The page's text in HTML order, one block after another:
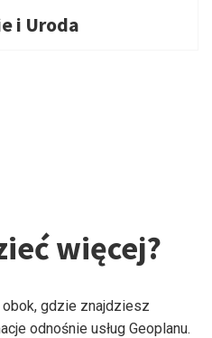
i Uroda
więcej?
obok, gdzie znajdziesz
odnośnie usług Geoplanu.